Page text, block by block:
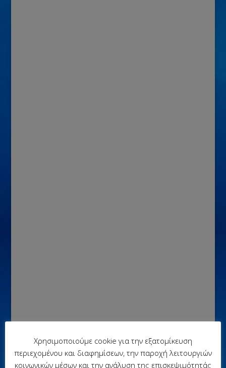
test
Χρησιμοποιούμε cookie για την εξατομίκευση
περιεχομένου και διαφημίσεων, την παροχή λειτουργιών
κοινωνικών μέσων και την ανάλυση της επισκεψιμότητάς